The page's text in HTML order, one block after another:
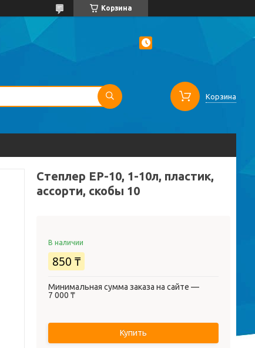
Корзина
Корзина
Степлер EP-10, 1-10л, пластик,
ассорти, скобы 10
В наличии
850 ₸
Минимальная сумма заказа на сайте —
7 000 ₸
Купить